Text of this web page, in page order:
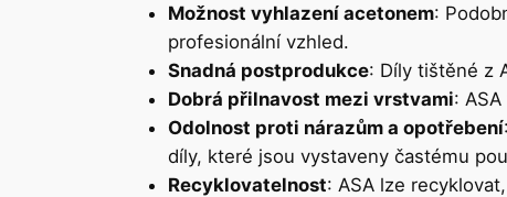
Možnost vyhlazení acetonem:
profesionální vzhled.
Snadná postprodukce: Díly tištěné z
Dobrá přilnavost mezi vrstvami:
Odolnost proti nárazům a opotřebení
díly, které jsou vystaveny častému
Recyklovatelnost: ASA lze